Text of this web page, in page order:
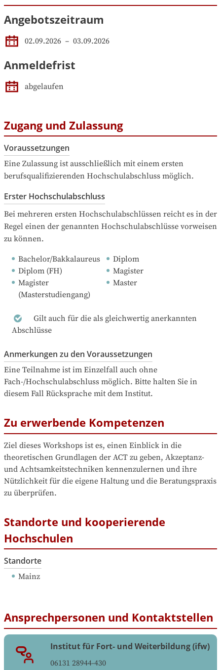
Angebotszeitraum
02.09.2026 – 03.09.2026
Anmeldefrist
abgelaufen
Zugang und Zulassung
Voraussetzungen
Eine Zulassung ist ausschließlich mit einem ersten
berufsqualifizierenden Hochschulabschluss möglich.
Erster Hochschulabschluss
Bei mehreren ersten Hochschulabschlüssen reicht es in der
Regel einen der genannten Hochschulabschlüsse vorweisen
zu können.
Bachelor/Bakkalaureus
Diplom
Diplom (FH)
Magister
Magister
(Masterstudiengang)
Master
Gilt auch für die als gleichwertig anerkannten
Abschlüsse
Anmerkungen zu den Voraussetzungen
Eine Teilnahme ist im Einzelfall auch ohne
Fach-/Hochschulabschluss möglich. Bitte halten Sie in
diesem Fall Rücksprache mit dem Institut.
Zu erwerbende Kompetenzen
Ziel dieses Workshops ist es, einen Einblick in die
theoretischen Grundlagen der ACT zu geben, Akzeptanz-
und Achtsamkeitstechniken kennenzulernen und ihre
Nützlichkeit für die eigene Haltung und die Beratungspraxis
zu überprüfen.
Standorte und kooperierende
Hochschulen
Standorte
Mainz
Ansprechpersonen und Kontaktstellen
Institut für Fort- und Weiterbildung (ifw)
06131 28944-430